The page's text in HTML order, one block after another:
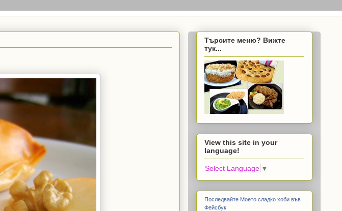
Търсите меню? Вижте
тук...
View this site in your
language!
Select Language ▼
Последвайте Моето сладко хоби във
Фейсбук